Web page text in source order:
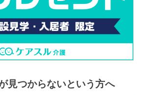
見つからないという方へ